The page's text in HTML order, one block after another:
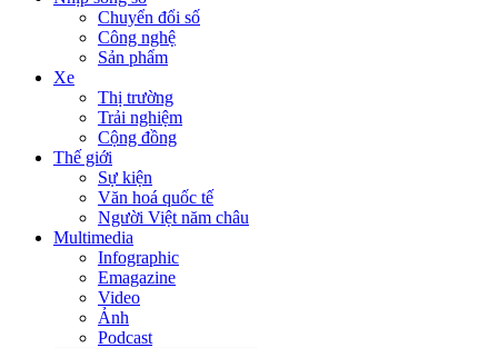
Chuyển đổi số
Công nghệ
Sản phẩm
Xe
Thị trường
Trải nghiệm
Cộng đồng
Thế giới
Sự kiện
Văn hoá quốc tế
Người Việt năm châu
Multimedia
Infographic
Emagazine
Video
Ảnh
Podcast